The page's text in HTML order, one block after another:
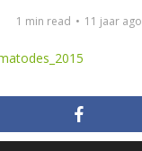
1 min read 11 jaar ago